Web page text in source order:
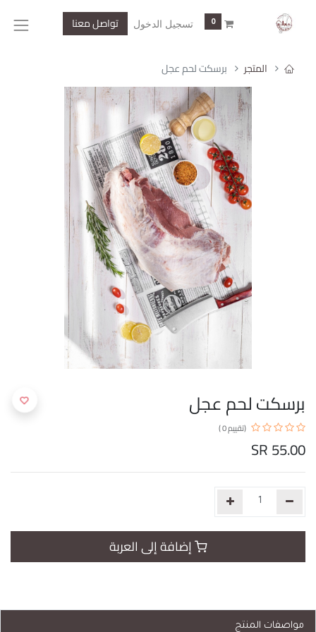
0 تسجيل الدخول تواصل معنا
المتجر برسكت لحم عجل
برسكت لحم عجل
(تقييم 0 )
55.00
إضافة إلى العربة
مواصفات المنتج